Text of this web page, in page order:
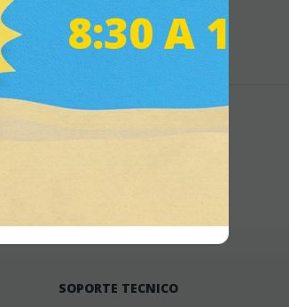
Extendida 8680i
> Baterias
SOPORTE TECNICO
8:30 A 14:30